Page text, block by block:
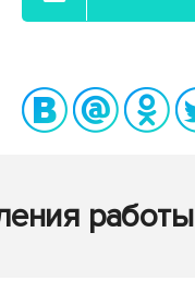
работы